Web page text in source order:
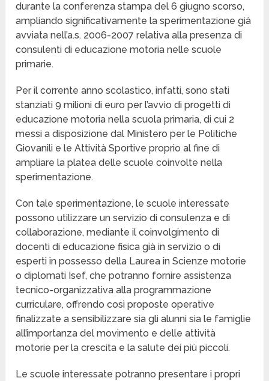
durante la conferenza stampa del 6 giugno scorso,
ampliando significativamente la sperimentazione già
avviata nell’a.s. 2006-2007 relativa alla presenza di
consulenti di educazione motoria nelle scuole
primarie.
Per il corrente anno scolastico, infatti, sono stati
stanziati 9 milioni di euro per l’avvio di progetti di
educazione motoria nella scuola primaria, di cui 2
messi a disposizione dal Ministero per le Politiche
Giovanili e le Attività Sportive proprio al fine di
ampliare la platea delle scuole coinvolte nella
sperimentazione.
Con tale sperimentazione, le scuole interessate
possono utilizzare un servizio di consulenza e di
collaborazione, mediante il coinvolgimento di
docenti di educazione fisica già in servizio o di
esperti in possesso della Laurea in Scienze motorie
o diplomati Isef, che potranno fornire assistenza
tecnico-organizzativa alla programmazione
curriculare, offrendo così proposte operative
finalizzate a sensibilizzare sia gli alunni sia le famiglie
all’importanza del movimento e delle attività
motorie per la crescita e la salute dei più piccoli.
Le scuole interessate potranno presentare i propri